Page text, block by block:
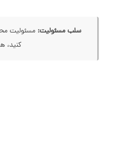
سلب مسئولیت: مسئولیت
کنید،